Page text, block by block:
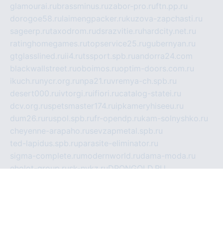
glamourai.rubrassminus.ruzabor-pro.ruftn.pp.ru
dorogoe58.ru laimengpacker.rukuzova-zapchasti.ru
sageerp.rutaxodrom.rudsrazvitie.ru hardcity.net.ru
ratinghomegames.rutopservice25.rugubernyan.ru
gtglasslined.ru ii4.rutssport.spb.ruandorra24.com
blackwallstreet.ruoboimos.ruoptim-doors.com.ru
ikuch.ru nycr.org.ru npa21.ruvremya-ch.spb.ru
desert000.ru ivtorgi.ru ifiori.rucatalog-statei.ru
dcv.org.ruspetsmaster174.ru ipkameryhiseeu.ru
dum26.ru ruspol.spb.rufr-opendp.rukam-solnyshko.ru
cheyenne-arapaho.rusevzapmetal.spb.ru
ted-lapidus.spb.ruparasite-eliminator.ru
sigma-complete.ru modernworld.rudama-moda.ru
eholot-group.rusk-nvkz.ruDRONGOLD.RU